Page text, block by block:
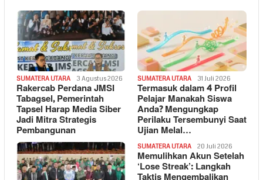
SUMATERA UTARA 3 Agustus 2026
Rakercab Perdana JMSI
Tabagsel, Pemerintah
Tapsel Harap Media Siber
Jadi Mitra Strategis
Pembangunan
SUMATERA UTARA 31 Juli 2026
Termasuk dalam 4 Profil
Pelajar Manakah Siswa
Anda? Mengungkap
Perilaku Tersembunyi Saat
Ujian Melal…
SUMATERA UTARA 20 Juli 2026
Memulihkan Akun Setelah
‘Lose Streak’: Langkah